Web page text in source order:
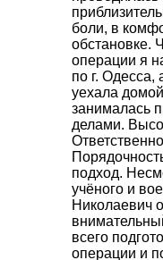
боли, в
обстановке.
операции я
по г.
уехала
занималась
делами.
подход.
учёного и
Николаевич
всего
операции и